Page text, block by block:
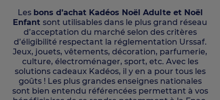
Les bons d’achat Kadéos Noël Adulte et Noël
Enfant sont utilisables dans le plus grand réseau
d’acceptation du marché selon des critères
d’éligibilité respectant la réglementation Urssaf.
Jeux, jouets, vêtements, décoration, parfumerie,
culture, électroménager, sport, etc. Avec les
solutions cadeaux Kadéos, il y en a pour tous les
goûts ! Les plus grandes enseignes nationales
sont bien entendu référencées permettant à vos